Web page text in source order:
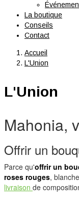
La boutique
Conseils
Contact
Accueil
L'Union
L'Union
Mahonia,
Offrir un
Parce qu'offrir un
roses rouges,
livraison de